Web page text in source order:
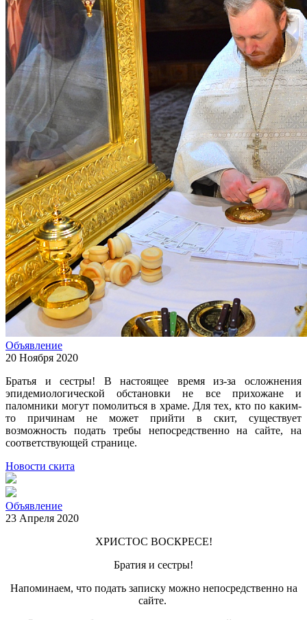
Объявление
20 Ноября 2020
Братья и сестры! В настоящее время из-за осложнения
эпидемиологической обстановки не все прихожане и
паломники могут помолиться в храме. Для тех, кто по каким-
то причинам не может прийти в скит, существует
возможность подать требы непосредственно на сайте, на
соответствующей странице.
Новости скита
Объявление
23 Апреля 2020
ХРИСТОС ВОСКРЕСЕ!
Братия и сестры!
Напоминаем, что подать записку можно непосредственно на
сайте.